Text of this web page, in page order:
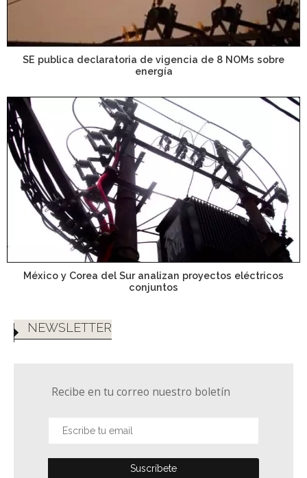
SE publica declaratoria de vigencia de 8 NOMs sobre
energía
México y Corea del Sur analizan proyectos eléctricos
conjuntos
NEWSLETTER
Recibe en tu correo nuestro boletín